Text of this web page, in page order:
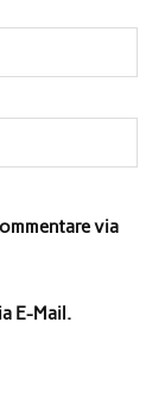
via
E-Mail.